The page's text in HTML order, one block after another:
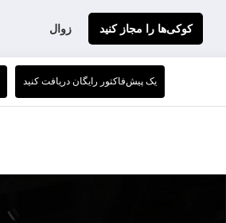
زوال کوکی‌ها را مجاز کنید
یک پیش‌فاکتور رایگان دریافت کنید